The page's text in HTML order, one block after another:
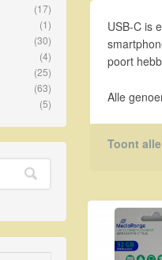
USB-C is
poort
Alle
Toont
(17)
(1)
(30)
(4)
(25)
(63)
(5)